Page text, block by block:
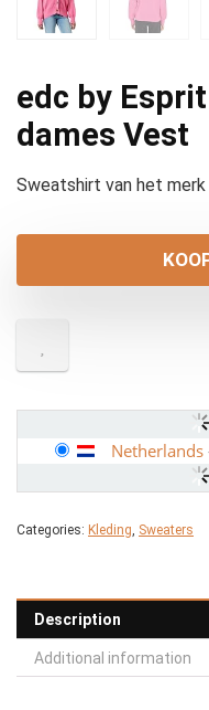
edc by
dames Vest
Sweatshirt van het
Netherlands
Categories: Kleding, Sweaters
Description
Additional information